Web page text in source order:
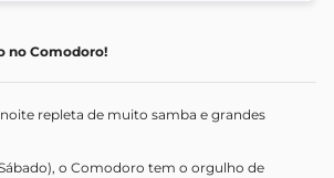
no Comodoro!
repleta de muito samba e grandes
o Comodoro tem o orgulho de